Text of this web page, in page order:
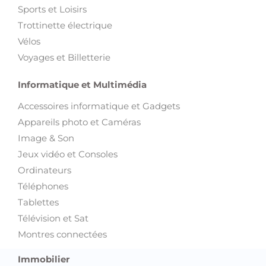
Sports et Loisirs
Trottinette électrique
Vélos
Voyages et Billetterie
Informatique et Multimédia
Accessoires informatique et Gadgets
Appareils photo et Caméras
Image & Son
Jeux vidéo et Consoles
Ordinateurs
Téléphones
Tablettes
Télévision et Sat
Montres connectées
Immobilier